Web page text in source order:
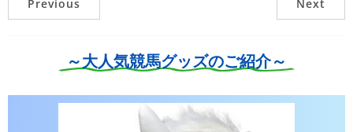
Previous Next
～大人気競馬グッズのご紹介～